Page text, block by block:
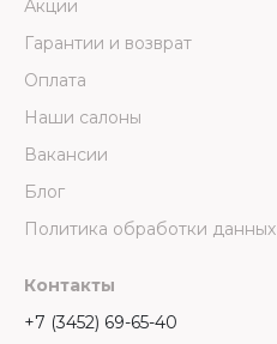
Акции
Гарантии и возврат
Оплата
Наши салоны
Вакансии
Блог
Политика обработки данных
Контакты
+7 (3452) 69-65-40